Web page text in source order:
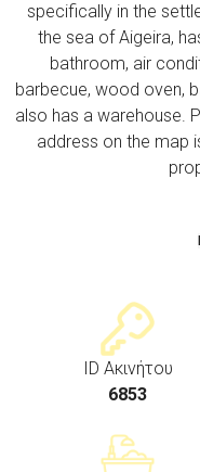
specifically in the
the sea of ​​Aigeira,
bathroom, air
barbecue, wood oven,
also has a warehouse.
address on the map
ID Ακινήτου
6853